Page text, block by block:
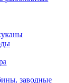
заводные